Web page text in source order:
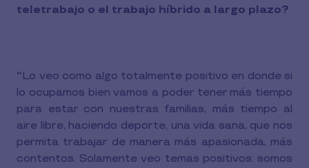
teletrabajo o el trabajo híbrido a largo plazo?
“Lo veo como algo totalmente positivo en donde si
lo ocupamos bien vamos a poder tener más tiempo
para estar con nuestras familias, más tiempo al
aire libre, haciendo deporte, una vida sana, que nos
permita trabajar de manera más apasionada, más
contentos. Solamente veo temas positivos: somos